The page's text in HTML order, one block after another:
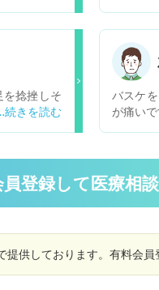
もできま
。 この痛
かなり痛
と同じ練
く、靭
われま
えず一
週間ほ
です。
離すよ
すると
方法や
捻挫しそ
らなくて落
骨に以上は
だねとの診
るぶしが痛
いる時も痛
までずっと
のか迷って
バスケ
が痛い
員登録して医療相
供しております。有料会